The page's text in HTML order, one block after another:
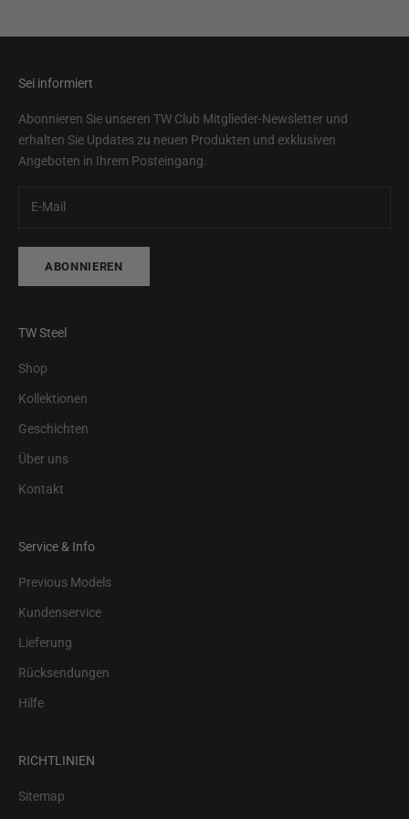
Sei informiert
Abonnieren Sie unseren TW Club Mitglieder-Newsletter und
erhalten Sie Updates zu neuen Produkten und exklusiven
Angeboten in Ihrem Posteingang.
ABONNIEREN
TW Steel
Shop
Kollektionen
Geschichten
Über uns
Kontakt
Service & Info
Previous Models
Kundenservice
Lieferung
Rücksendungen
Hilfe
RICHTLINIEN
Sitemap